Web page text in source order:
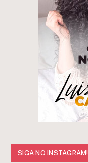
SIGA NO INSTAGRAM!